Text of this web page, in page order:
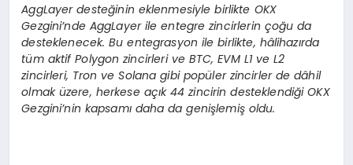
AggLayer desteğinin eklenmesiyle birlikte OKX
Gezgini’nde AggLayer ile entegre zincirlerin çoğu da
desteklenecek. Bu entegrasyon ile birlikte, hâlihazırda
tüm aktif Polygon zincirleri ve BTC, EVM L1 ve L2
zincirleri, Tron ve Solana gibi popüler zincirler de dâhil
olmak üzere, herkese açık 44 zincirin desteklendiği OKX
Gezgini’nin kapsamı daha da genişlemiş oldu.